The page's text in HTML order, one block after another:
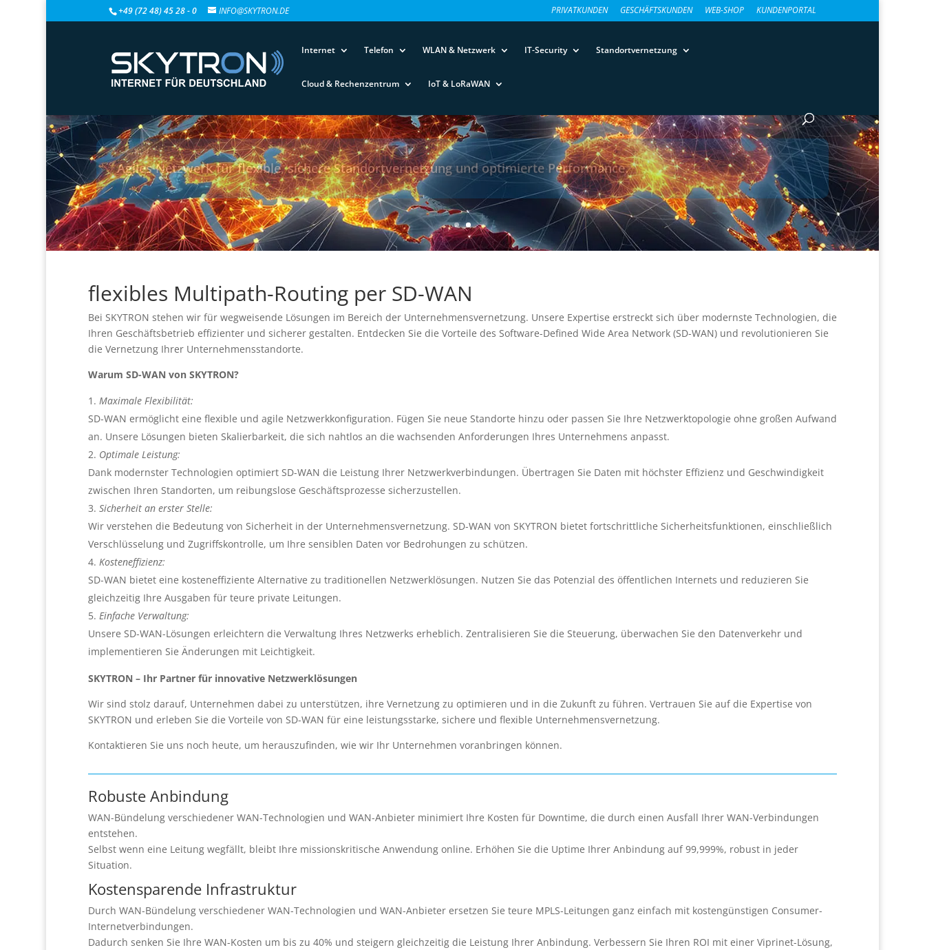
+49 (72 48) 45 28 - 0 INFO@SKYTRON.DE PRIVATKUNDEN GESCHÄFTSKUNDEN WEB-SHOP KUNDENPORTAL
Internet Telefon WLAN & Netzwerk IT-Security Standortvernetzung
Cloud & Rechenzentrum IoT & LoRaWAN
Agiles Netzwerk für flexible, sichere Standortvernetzung und optimierte Performance.
flexibles Multipath-Routing per SD-WAN
Bei SKYTRON stehen wir für wegweisende Lösungen im Bereich der Unternehmensvernetzung. Unsere Expertise erstreckt sich über modernste Technologien, die
Ihren Geschäftsbetrieb effizienter und sicherer gestalten. Entdecken Sie die Vorteile des Software-Defined Wide Area Network (SD-WAN) und revolutionieren Sie
die Vernetzung Ihrer Unternehmensstandorte.
Warum SD-WAN von SKYTRON?
Maximale Flexibilität:
SD-WAN ermöglicht eine flexible und agile Netzwerkkonfiguration. Fügen Sie neue Standorte hinzu oder passen Sie Ihre Netzwerktopologie ohne großen Aufwand
an. Unsere Lösungen bieten Skalierbarkeit, die sich nahtlos an die wachsenden Anforderungen Ihres Unternehmens anpasst.
Optimale Leistung:
Dank modernster Technologien optimiert SD-WAN die Leistung Ihrer Netzwerkverbindungen. Übertragen Sie Daten mit höchster Effizienz und Geschwindigkeit
zwischen Ihren Standorten, um reibungslose Geschäftsprozesse sicherzustellen.
Sicherheit an erster Stelle:
Wir verstehen die Bedeutung von Sicherheit in der Unternehmensvernetzung. SD-WAN von SKYTRON bietet fortschrittliche Sicherheitsfunktionen, einschließlich
Verschlüsselung und Zugriffskontrolle, um Ihre sensiblen Daten vor Bedrohungen zu schützen.
Kosteneffizienz:
SD-WAN bietet eine kosteneffiziente Alternative zu traditionellen Netzwerklösungen. Nutzen Sie das Potenzial des öffentlichen Internets und reduzieren Sie
gleichzeitig Ihre Ausgaben für teure private Leitungen.
Einfache Verwaltung:
Unsere SD-WAN-Lösungen erleichtern die Verwaltung Ihres Netzwerks erheblich. Zentralisieren Sie die Steuerung, überwachen Sie den Datenverkehr und
implementieren Sie Änderungen mit Leichtigkeit.
SKYTRON – Ihr Partner für innovative Netzwerklösungen
Wir sind stolz darauf, Unternehmen dabei zu unterstützen, ihre Vernetzung zu optimieren und in die Zukunft zu führen. Vertrauen Sie auf die Expertise von
SKYTRON und erleben Sie die Vorteile von SD-WAN für eine leistungsstarke, sichere und flexible Unternehmensvernetzung.
Kontaktieren Sie uns noch heute, um herauszufinden, wie wir Ihr Unternehmen voranbringen können.
Robuste Anbindung
WAN-Bündelung verschiedener WAN-Technologien und WAN-Anbieter minimiert Ihre Kosten für Downtime, die durch einen Ausfall Ihrer WAN-Verbindungen
entstehen.
Selbst wenn eine Leitung wegfällt, bleibt Ihre missionskritische Anwendung online. Erhöhen Sie die Uptime Ihrer Anbindung auf 99,999%, robust in jeder
Situation.
Kostensparende Infrastruktur
Durch WAN-Bündelung verschiedener WAN-Technologien und WAN-Anbieter ersetzen Sie teure MPLS-Leitungen ganz einfach mit kostengünstigen Consumer-
Internetverbindungen.
Dadurch senken Sie Ihre WAN-Kosten um bis zu 40% und steigern gleichzeitig die Leistung Ihrer Anbindung. Verbessern Sie Ihren ROI mit einer Viprinet-Lösung,